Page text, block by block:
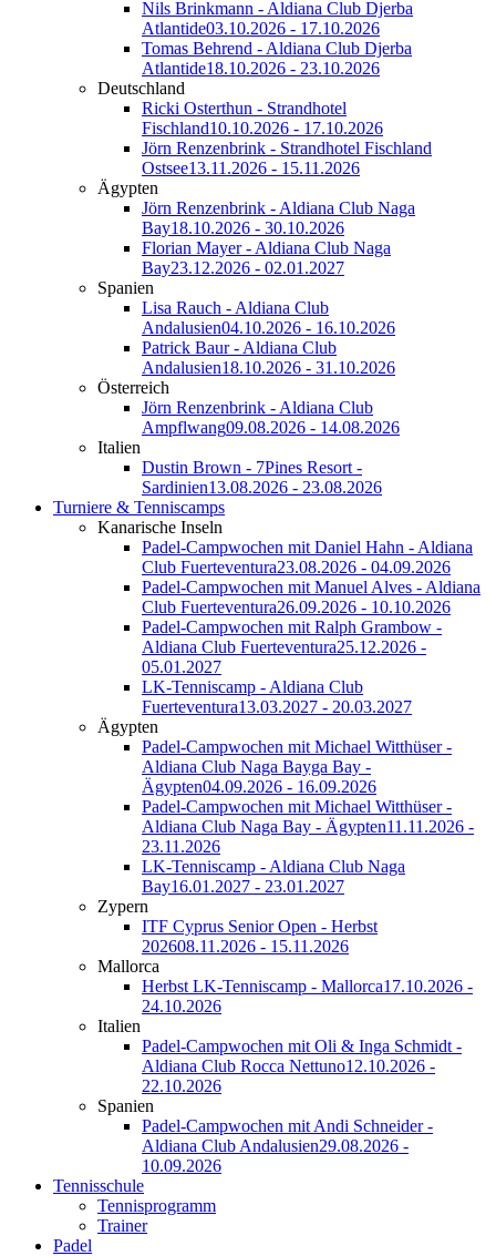
Nils Brinkmann - Aldiana Club Djerba
Atlantide03.10.2026 - 17.10.2026
Tomas Behrend - Aldiana Club Djerba
Atlantide18.10.2026 - 23.10.2026
Deutschland
Ricki Osterthun - Strandhotel
Fischland10.10.2026 - 17.10.2026
Jörn Renzenbrink - Strandhotel Fischland
Ostsee13.11.2026 - 15.11.2026
Ägypten
Jörn Renzenbrink - Aldiana Club Naga
Bay18.10.2026 - 30.10.2026
Florian Mayer - Aldiana Club Naga
Bay23.12.2026 - 02.01.2027
Spanien
Lisa Rauch - Aldiana Club
Andalusien04.10.2026 - 16.10.2026
Patrick Baur - Aldiana Club
Andalusien18.10.2026 - 31.10.2026
Österreich
Jörn Renzenbrink - Aldiana Club
Ampflwang09.08.2026 - 14.08.2026
Italien
Dustin Brown - 7Pines Resort -
Sardinien13.08.2026 - 23.08.2026
Turniere & Tenniscamps
Kanarische Inseln
Padel-Campwochen mit Daniel Hahn - Aldiana
Club Fuerteventura23.08.2026 - 04.09.2026
Padel-Campwochen mit Manuel Alves - Aldiana
Club Fuerteventura26.09.2026 - 10.10.2026
Padel-Campwochen mit Ralph Grambow -
Aldiana Club Fuerteventura25.12.2026 -
05.01.2027
LK-Tenniscamp - Aldiana Club
Fuerteventura13.03.2027 - 20.03.2027
Ägypten
Padel-Campwochen mit Michael Witthüser -
Aldiana Club Naga Bayga Bay -
Ägypten04.09.2026 - 16.09.2026
Padel-Campwochen mit Michael Witthüser -
Aldiana Club Naga Bay - Ägypten11.11.2026 -
23.11.2026
LK-Tenniscamp - Aldiana Club Naga
Bay16.01.2027 - 23.01.2027
Zypern
ITF Cyprus Senior Open - Herbst
202608.11.2026 - 15.11.2026
Mallorca
Herbst LK-Tenniscamp - Mallorca17.10.2026 -
24.10.2026
Italien
Padel-Campwochen mit Oli & Inga Schmidt -
Aldiana Club Rocca Nettuno12.10.2026 -
22.10.2026
Spanien
Padel-Campwochen mit Andi Schneider -
Aldiana Club Andalusien29.08.2026 -
10.09.2026
Tennisschule
Tennisprogramm
Trainer
Padel